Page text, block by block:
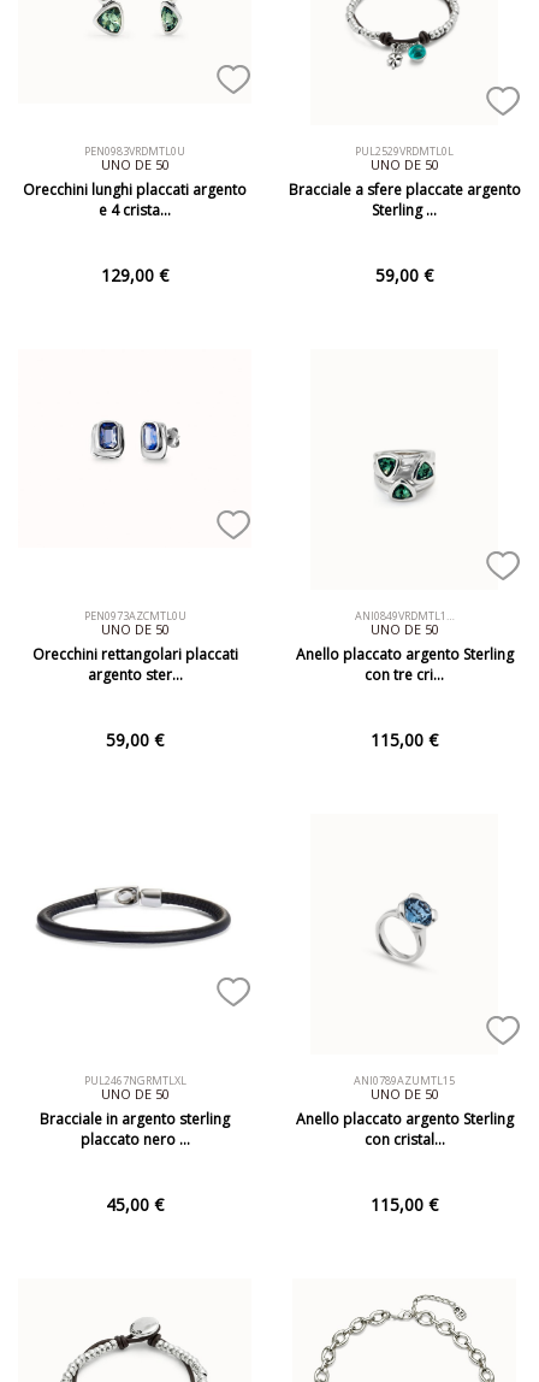
PEN0983VRDMTL0U
UNO DE 50
Orecchini lunghi placcati argento
e 4 crista…
129,00 €
PUL2529VRDMTL0L
UNO DE 50
Bracciale a sfere placcate argento
Sterling …
59,00 €
PEN0973AZCMTL0U
UNO DE 50
Orecchini rettangolari placcati
argento ster…
59,00 €
ANI0849VRDMTL1…
UNO DE 50
Anello placcato argento Sterling
con tre cri…
115,00 €
PUL2467NGRMTLXL
UNO DE 50
Bracciale in argento sterling
placcato nero …
45,00 €
ANI0789AZUMTL15
UNO DE 50
Anello placcato argento Sterling
con cristal…
115,00 €